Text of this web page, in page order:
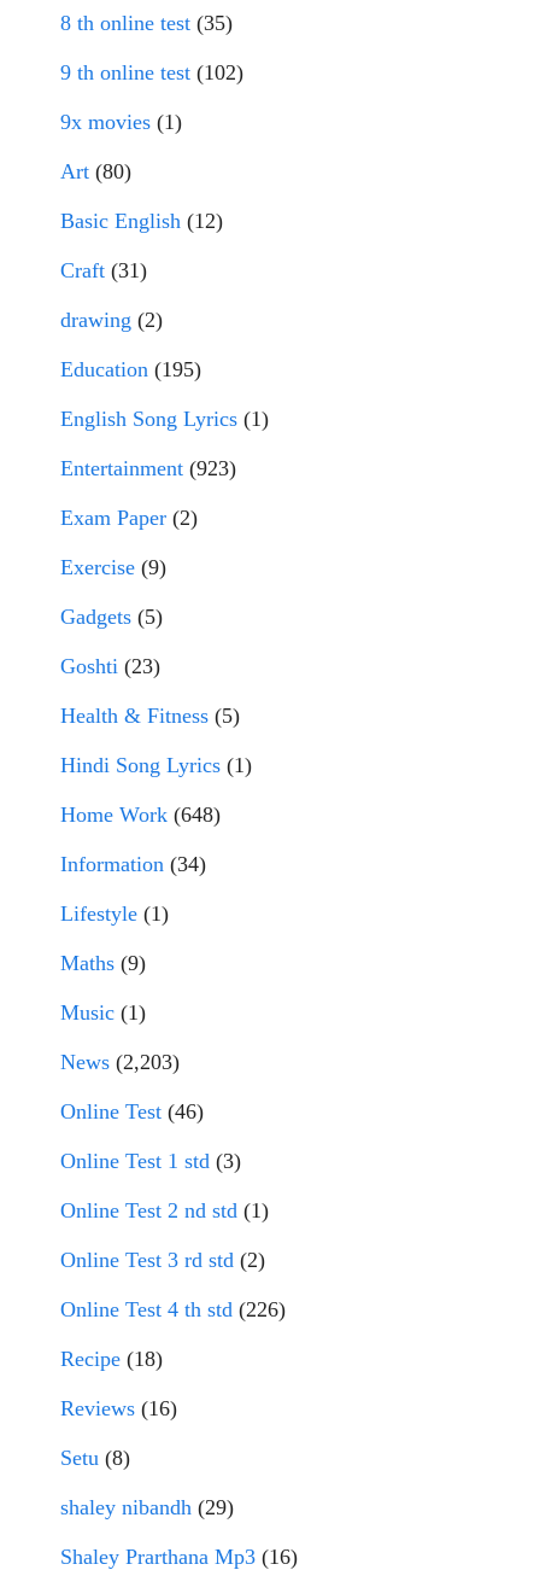
8 th online test (35)
9 th online test (102)
9x movies (1)
Art (80)
Basic English (12)
Craft (31)
drawing (2)
Education (195)
English Song Lyrics (1)
Entertainment (923)
Exam Paper (2)
Exercise (9)
Gadgets (5)
Goshti (23)
Health & Fitness (5)
Hindi Song Lyrics (1)
Home Work (648)
Information (34)
Lifestyle (1)
Maths (9)
Music (1)
News (2,203)
Online Test (46)
Online Test 1 std (3)
Online Test 2 nd std (1)
Online Test 3 rd std (2)
Online Test 4 th std (226)
Recipe (18)
Reviews (16)
Setu (8)
shaley nibandh (29)
Shaley Prarthana Mp3 (16)